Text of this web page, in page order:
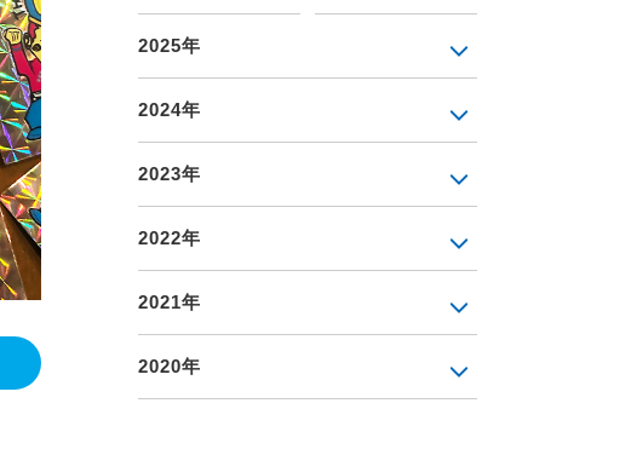
2025年
2024年
2023年
2022年
2021年
2020年